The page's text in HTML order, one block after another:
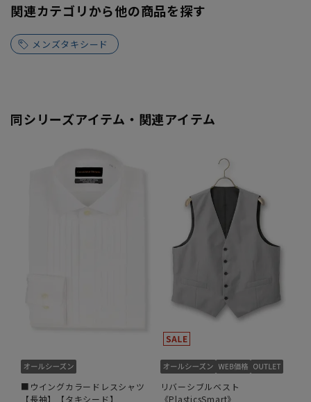
関連カテゴリから他の商品を探す
メンズタキシード
同シリーズアイテム・関連アイテム
■ウイングカラードレスシャツ
【長袖】【タキシード】
リバーシブルベスト
《PlasticsSmart》